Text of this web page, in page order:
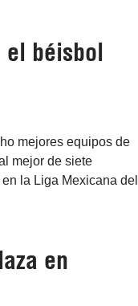
el béisbol
mejores equipos de
mejor de siete
la Liga Mexicana del
en